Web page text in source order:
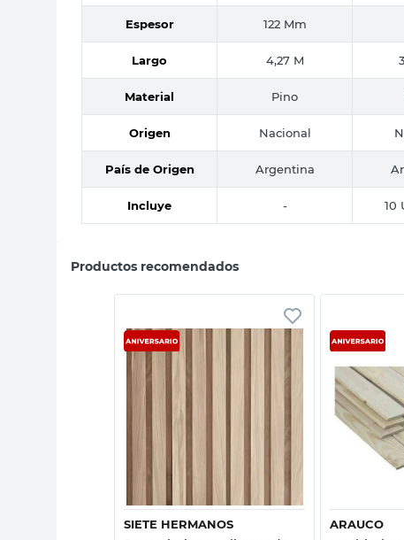
Espesor 122 Mm
Largo 4,27 M
Material Pino
Origen Nacional
País de Origen Argentina
Incluye - 10
Productos recomendados
SIETE HERMANOS ARAUCO